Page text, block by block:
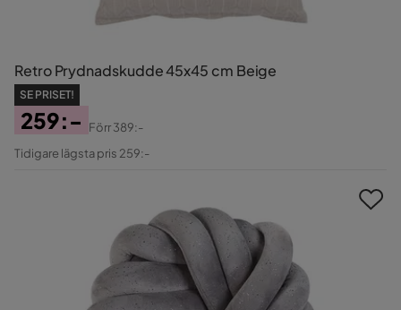
Retro Prydnadskudde 45x45 cm Beige
SE PRISET!
Pris
259:-
Original
Förr389:-
Tidigare lägsta pris 259:-